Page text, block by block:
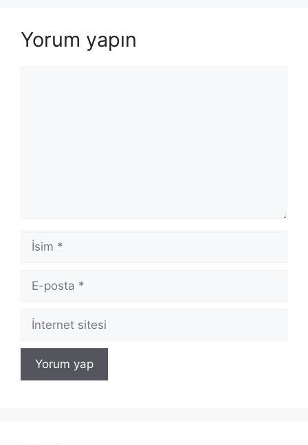
Yorum yapın
İsim
posta
İnternet
sitesi